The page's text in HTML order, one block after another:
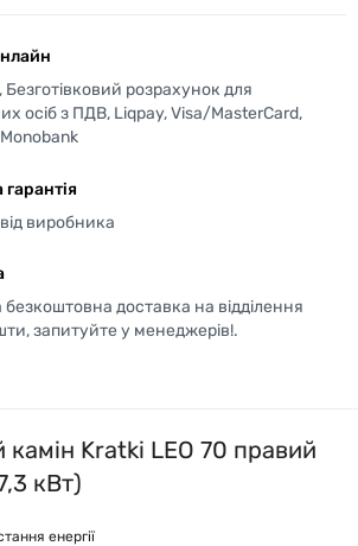
Безготівковий розрахунок для
осіб з ПДВ, Liqpay, Visa/MasterCard,
виробника
доставка на відділення
запитуйте у менеджерів!.
камін Kratki LEO 70 правий
кВт)
енергії